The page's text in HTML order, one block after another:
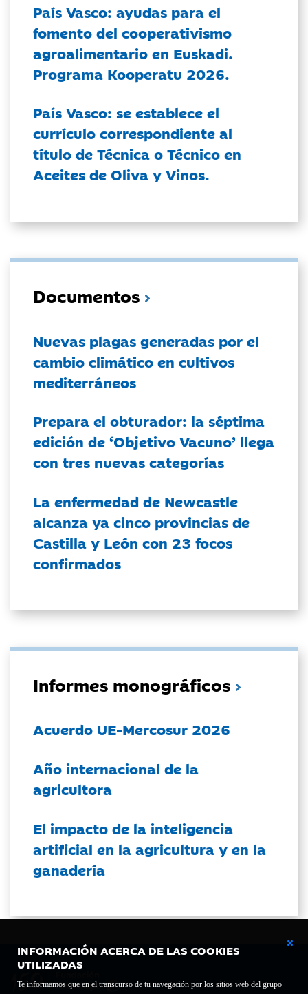
INFORMACIÓN ACERCA DE LAS COOKIES
UTILIZADAS
Te informamos que en el transcurso de tu navegación por los sitios web del grupo
País Vasco: ayudas para el
fomento del cooperativismo
agroalimentario en Euskadi.
Programa Kooperatu 2026.
País Vasco: se establece el
currículo correspondiente al
título de Técnica o Técnico en
Aceites de Oliva y Vinos.
Documentos
Nuevas plagas generadas por el
cambio climático en cultivos
mediterráneos
Prepara el obturador: la séptima
edición de ‘Objetivo Vacuno’ llega
con tres nuevas categorías
La enfermedad de Newcastle
alcanza ya cinco provincias de
Castilla y León con 23 focos
confirmados
Informes monográficos
Acuerdo UE-Mercosur 2026
Año internacional de la
agricultora
El impacto de la inteligencia
artificial en la agricultura y en la
ganadería